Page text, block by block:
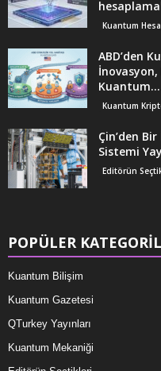
Kuantum
ABD’den
Kuantum...
Kuantum
Çin’den
Sistemi
Editörün
POPÜLER
Kuantum Bilişim
Kuantum Gazetesi
QTurkey Yayınları
Kuantum Mekaniği